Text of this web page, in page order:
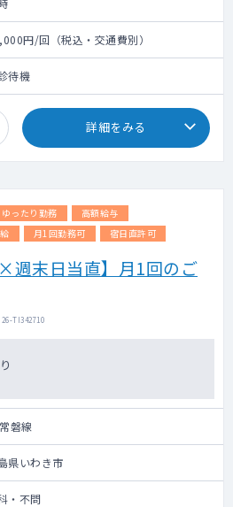
円/回（税込・交通費別）
待機
詳細をみる
ゆったり勤務
高額給与
月1回勤務可 宿日直許可
×週末日当直】月1回のご
TI342710
磐線
県いわき市
・不問